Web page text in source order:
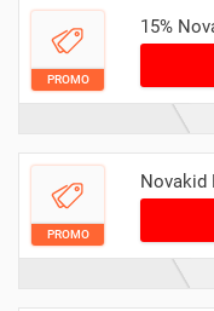
PROMO
15%
PROMO
Novakid